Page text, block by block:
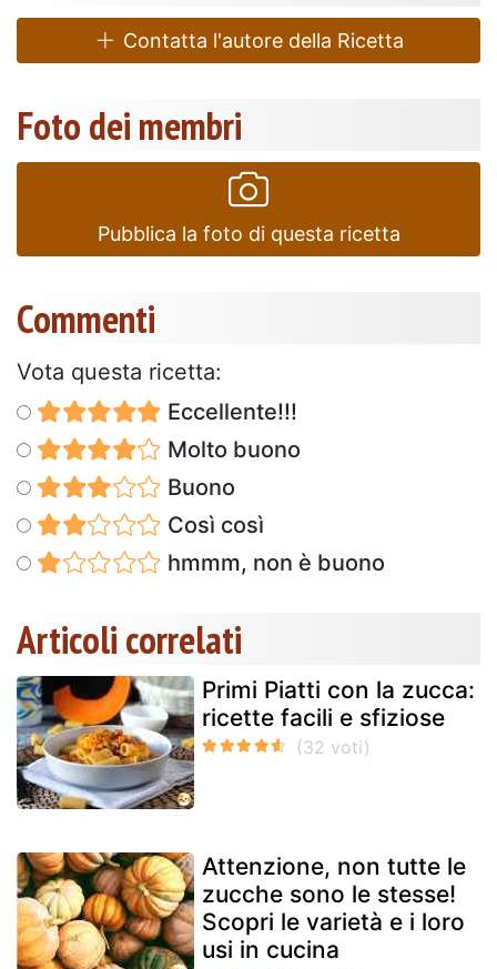
Contatta l'autore della Ricetta
Foto dei membri
Pubblica la foto di questa ricetta
Commenti
Vota questa ricetta:
Eccellente!!!
Molto buono
Buono
Così così
hmmm, non è buono
Articoli correlati
Primi Piatti con la zucca:
ricette facili e sfiziose
Attenzione, non tutte le
zucche sono le stesse!
Scopri le varietà e i loro
usi in cucina